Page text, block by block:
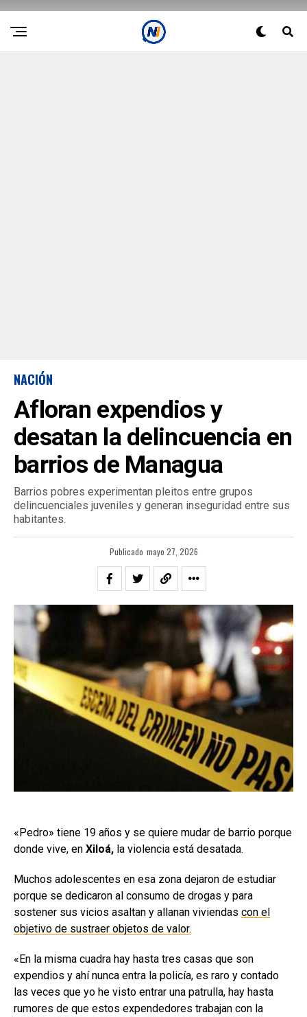
NACIÓN
Afloran expendios y
desatan la delincuencia en
barrios de Managua
Barrios pobres experimentan pleitos entre grupos
delincuenciales juveniles y generan inseguridad entre sus
habitantes.
Publicado mayo 27, 2026
«Pedro» tiene 19 años y se quiere mudar de barrio porque
donde vive, en Xiloá, la violencia está desatada.
Muchos adolescentes en esa zona dejaron de estudiar
porque se dedicaron al consumo de drogas y para
sostener sus vicios asaltan y allanan viviendas con el
objetivo de sustraer objetos de valor.
«En la misma cuadra hay hasta tres casas que son
expendios y ahí nunca entra la policía, es raro y contado
las veces que yo he visto entrar una patrulla, hay hasta
rumores de que estos expendedores trabajan con la